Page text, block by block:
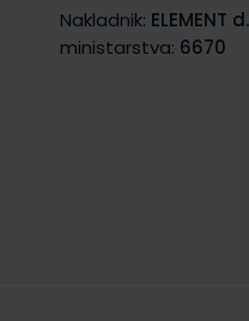
Nakladnik: ELEMENT
ministarstva: 6670